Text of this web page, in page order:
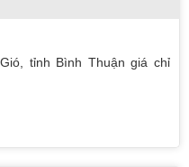
tỉnh Bình Thuận giá chỉ